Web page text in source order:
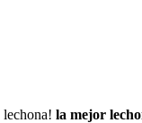
lechona! la mejor